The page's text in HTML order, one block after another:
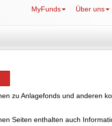
MyFunds Über uns
zu Anlagefonds und anderen
Seiten enthalten auch